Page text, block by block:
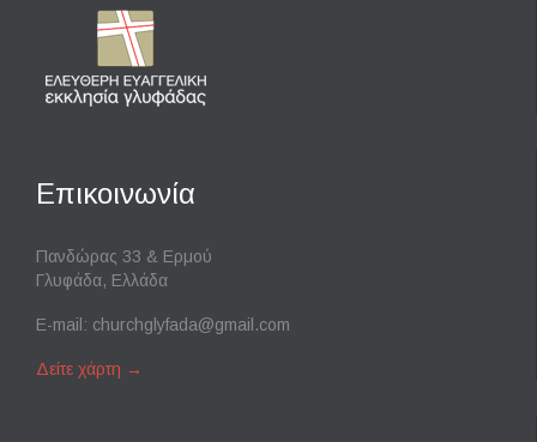
Επικοινωνία
Πανδώρας 33 & Ερμού
Γλυφάδα, Ελλάδα
E-mail: churchglyfada@gmail.com
Δείτε χάρτη →